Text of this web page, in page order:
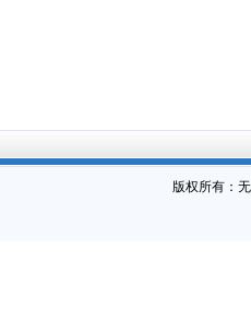
版权所有：